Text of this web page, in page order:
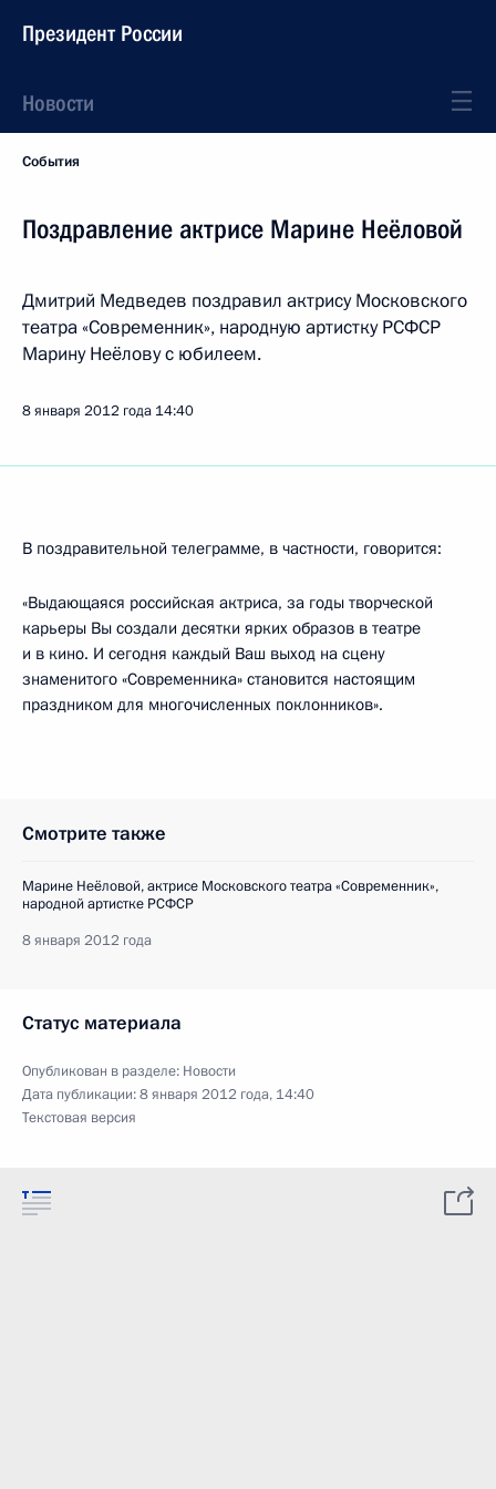
Президент России
Новости
События
Поздравление актрисе Марине Неёловой
Дмитрий Медведев поздравил актрису Московского
театра «Современник», народную артистку РСФСР
Марину Неёлову с юбилеем.
8 января 2012 года 14:40
В поздравительной телеграмме, в частности, говорится:
«Выдающаяся российская актриса, за годы творческой
карьеры Вы создали десятки ярких образов в театре
и в кино. И сегодня каждый Ваш выход на сцену
знаменитого «Современника» становится настоящим
праздником для многочисленных поклонников».
Смотрите также
Марине Неёловой, актрисе Московского театра «Современник»,
народной артистке РСФСР
8 января 2012 года
Статус материала
Опубликован в разделе: Новости
Дата публикации:8 января 2012 года, 14:40
Текстовая версия